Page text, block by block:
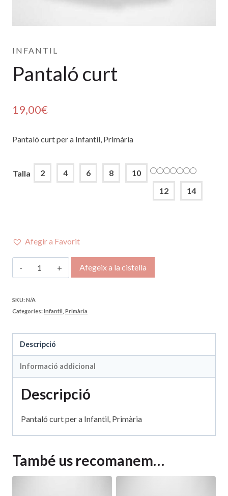
INFANTIL
Pantaló curt
19,00€
Pantaló curt per a Infantil, Primària
Talla 2 4 6 8
10
12
14
Afegir a Favorit
quantitat
de
Pantaló
curt
Afegeix a la cistella
SKU:N/A
Categories:Infantil Primària
Descripció
Informació addicional
Descripció
Pantaló curt per a Infantil, Primària
També us recomanem…